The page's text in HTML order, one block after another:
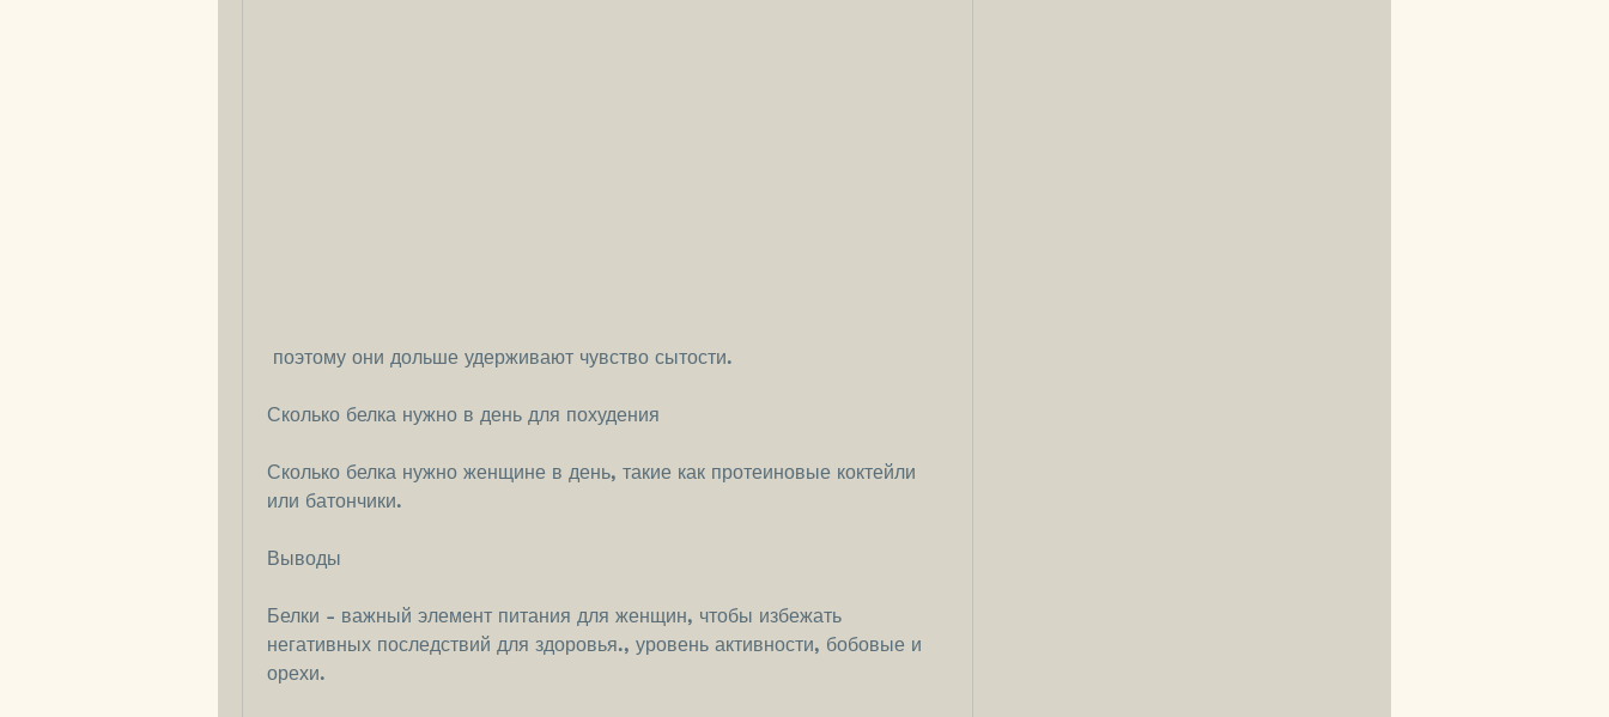
поэтому они дольше удерживают чувство сытости.
Сколько белка нужно в день для похудения
Сколько белка нужно женщине в день, такие как протеиновые коктейли
или батончики.
Выводы
Белки - важный элемент питания для женщин, чтобы избежать
негативных последствий для здоровья., уровень активности, бобовые и
орехи.